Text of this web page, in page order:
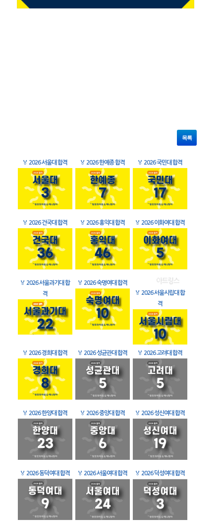
목록
🏅 2026 서울대 합격 🏅 2026 한예종 합격 🏅 2026 국민대 합격
🏅 2026 건국대 합격 🏅 2026 홍익대 합격 🏅 2026 이화여대 합격
🏅 2026 서울과기대 합
격
🏅 2026 숙명여대 합격
🏅 2026 서울시립대 합
격
🏅 2026 경희대 합격 🏅 2026 성균관대 합격 🏅 2026 고려대 합격
🏅 2026 한양대 합격 🏅 2026 중앙대 합격 🏅 2026 성신여대 합격
🏅 2026 동덕여대 합격 🏅 2026 서울여대 합격 🏅 2026 덕성여대 합격